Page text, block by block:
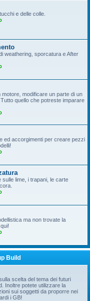
e delle colle.
weathering, sporcatura e After
modificare un parte di un
quello che potreste imparare
ed accorgimenti per creare pezzi
lime, i trapani, le carte
ma non trovate la
Build
scelta del tema dei futuri
Inoltre potete utilizzare la
sui soggetti da proporre nei
i GB!